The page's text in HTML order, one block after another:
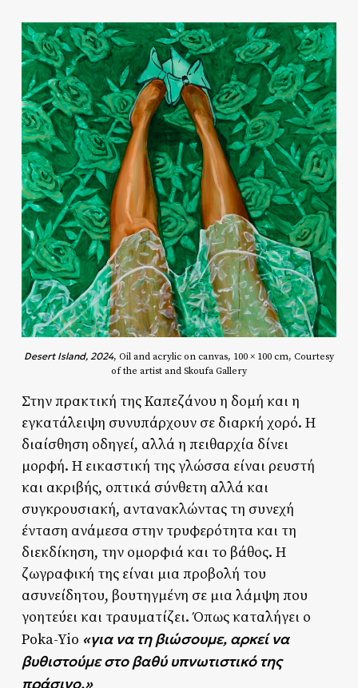
Desert Island, 2024, Oil and acrylic on canvas, 100 × 100 cm, Courtesy
of the artist and Skoufa Gallery
Στην πρακτική της Καπεζάνου η δομή και η
εγκατάλειψη συνυπάρχουν σε διαρκή χορό. Η
διαίσθηση οδηγεί, αλλά η πειθαρχία δίνει
μορφή. Η εικαστική της γλώσσα είναι ρευστή
και ακριβής, οπτικά σύνθετη αλλά και
συγκρουσιακή, αντανακλώντας τη συνεχή
ένταση ανάμεσα στην τρυφερότητα και τη
διεκδίκηση, την ομορφιά και το βάθος. Η
ζωγραφική της είναι μια προβολή του
ασυνείδητου, βουτηγμένη σε μια λάμψη που
γοητεύει και τραυματίζει. Όπως καταλήγει ο
Poka-Yio «για να τη βιώσουμε, αρκεί να
βυθιστούμε στο βαθύ υπνωτιστικό της
πράσινο.»